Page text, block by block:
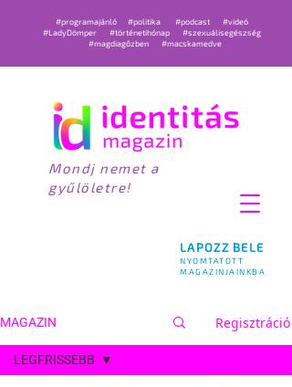
LAPOZZ BELE
NYOMTATOTT
MAGAZINJAINKBA
#programajánló #politika #podcast
#videó
#LadyDömper
#történetihónap
#szexuálisegészség
#magdiagőzben
#macskamedve
Mondj nemet a
gyűlöletre!
MAGAZIN Regisztráció
LEGFRISSEBB